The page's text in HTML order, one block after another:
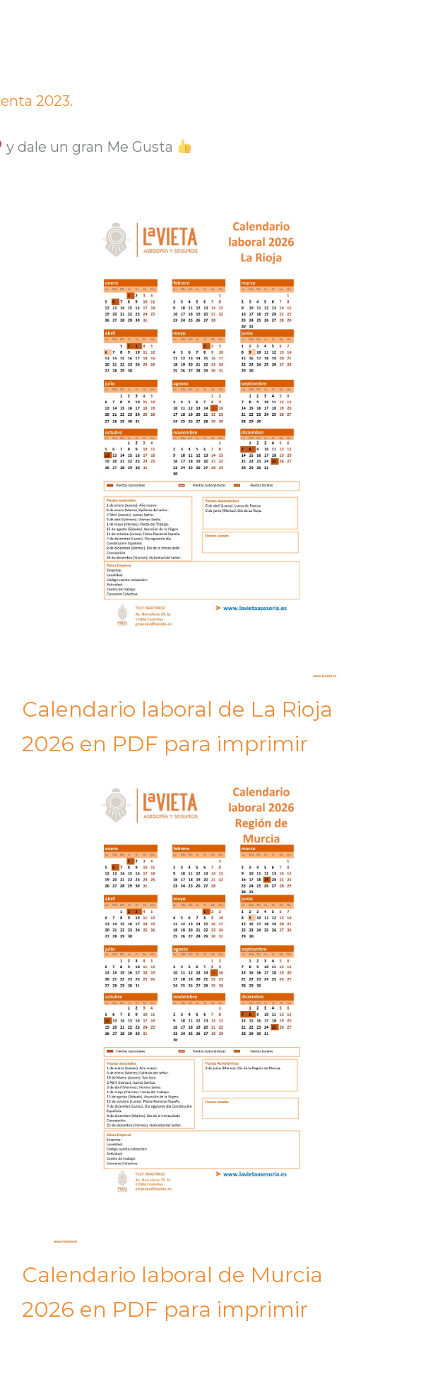
2023.
y dale un gran Me Gusta
Calendario laboral de La Rioja
2026 en PDF para imprimir​
Calendario laboral de Murcia
2026 en PDF para imprimir​